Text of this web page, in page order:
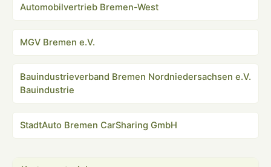
Automobilvertrieb Bremen-West
MGV Bremen e.V.
Bauindustrieverband Bremen Nordniedersachsen e.V.
Bauindustrie
StadtAuto Bremen CarSharing GmbH